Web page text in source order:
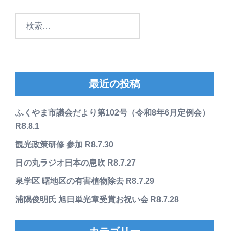
最近の投稿
ふくやま市議会だより第102号（令和8年6月定例会）
R8.8.1
観光政策研修 参加 R8.7.30
日の丸ラジオ日本の息吹 R8.7.27
泉学区 曙地区の有害植物除去 R8.7.29
浦隅俊明氏 旭日単光章受賞お祝い会 R8.7.28